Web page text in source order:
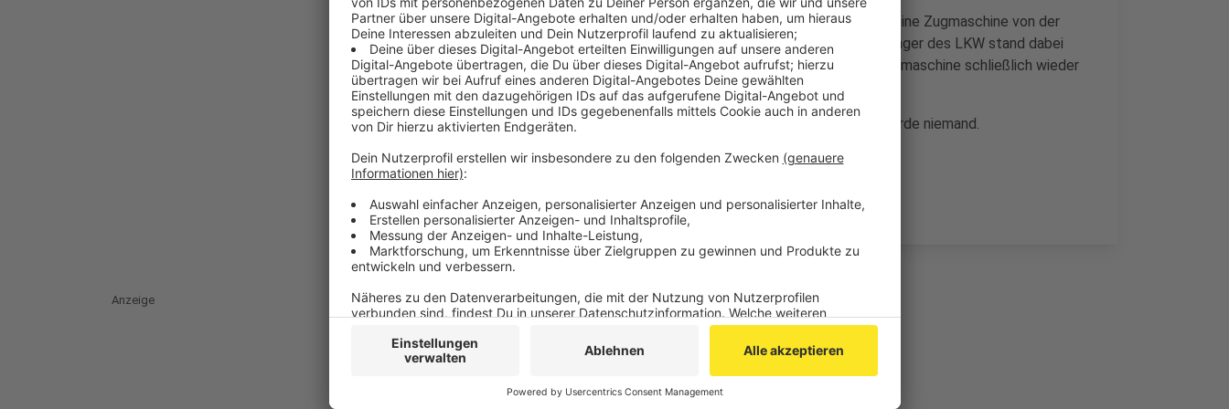
Dort war der Fahrer in den Serpentinen Richtung Monschau mit seine Zugmaschine von der
Fahrbahn abgekommen und an der Leitplanke gelandet. Der Anhänger des LKW stand dabei
quer auf der Fahrbahn. Ein Abschleppunternehmen konnte die Zugmaschine schließlich wieder
auf die Fahrbahn bringen.
Gegen halb drei rollte der Verkehr laut Polizei wieder. Verletzt wurde niemand.
Anzeige
Anzeige